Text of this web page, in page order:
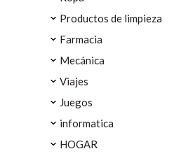
Productos de limpieza
Farmacia
Mecánica
Viajes
Juegos
informatica
HOGAR